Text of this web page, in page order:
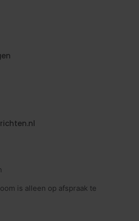
is alleen op afspraak te